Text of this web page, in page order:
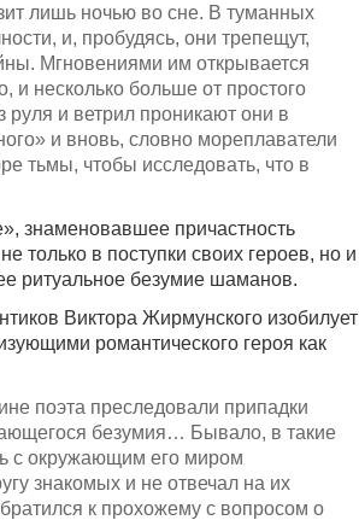
лишь ночью во сне. В туманных
и, пробудясь, они трепещут,
Мгновениями им открывается
и несколько больше от простого
руля и ветрил проникают они в
и вновь, словно мореплаватели
тьмы, чтобы исследовать, что в
знаменовавшее причастность
только в поступки своих героев, но и
ритуальное безумие шаманов.
Виктора Жирмунского изобилует
романтического героя как
поэта преследовали припадки
безумия… Бывало, в такие
с окружающим его миром
знакомых и не отвечал на их
к прохожему с вопросом о